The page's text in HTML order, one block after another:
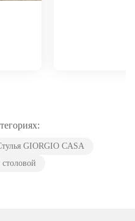
GIORGIO CASA
столовой